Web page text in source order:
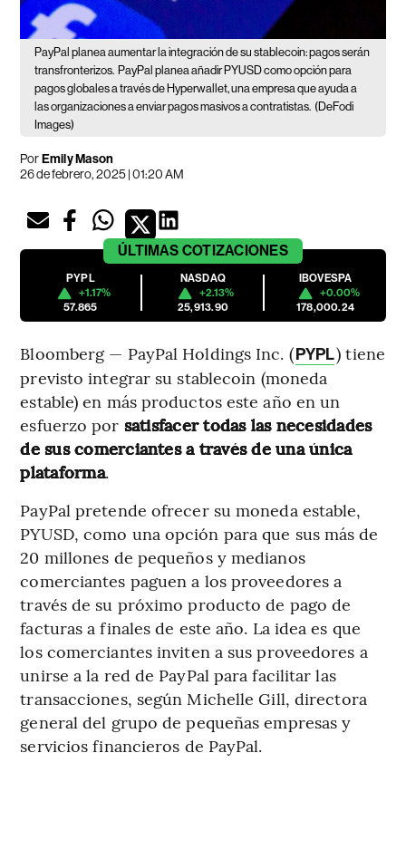
PayPal planea aumentar la integración de su stablecoin: pagos serán
transfronterizos. PayPal planea añadir PYUSD como opción para
pagos globales a través de Hyperwallet, una empresa que ayuda a
las organizaciones a enviar pagos masivos a contratistas. (DeFodi
Images)
PorEmily Mason
26 de febrero, 2025 | 01:20 AM
ÚLTIMAS COTIZACIONES
PYPL
+1.17%
57.865
NASDAQ
+2.13%
25,913.90
IBOVESPA
+0.00%
178,000.24
Bloomberg — PayPal Holdings Inc. (PYPL) tiene
previsto integrar su stablecoin (moneda
estable) en más productos este año en un
esfuerzo por satisfacer todas las necesidades
de sus comerciantes a través de una única
plataforma.
PayPal pretende ofrecer su moneda estable,
PYUSD, como una opción para que sus más de
20 millones de pequeños y medianos
comerciantes paguen a los proveedores a
través de su próximo producto de pago de
facturas a finales de este año. La idea es que
los comerciantes inviten a sus proveedores a
unirse a la red de PayPal para facilitar las
transacciones, según Michelle Gill, directora
general del grupo de pequeñas empresas y
servicios financieros de PayPal.